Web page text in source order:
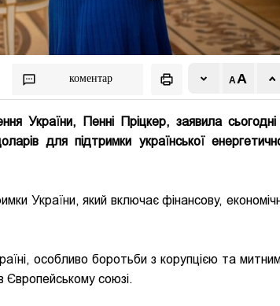
коментар
України, Пенні Пріцкер, заявила
для підтримки української
України, який включає фінансову,
особливо боротьби з корупцією та
Європейському союзі.